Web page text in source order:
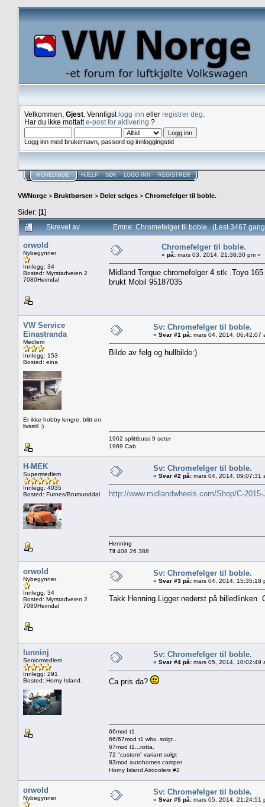
Velkommen, Gjest . Vennligstlogg inn eller registrer deg
Har du ikke mottatte-post for aktivering ?
Logg inn med brukernavn, passord og innloggingstid
HOVEDSIDE HJELP SØK LOGG INN REGISTRER
VWNorge > Bruktbørsen > Deler selges > Chromefelger til boble.
Sider: [1]
Skrevet av
Emne: Chromefelger til boble. (Lest 3467
orwold
Nybegynner
Innlegg: 34
Bosted: Myrstadveien 2
7080Heimdal
Chromefelger til boble.
« på: mars 03, 2014, 21:38:30 pm »
Midland Torque chromefelger 4 stk .Toyo
brukt Mobil 95187035
VW Service
Einastranda
Medlem
Innlegg: 153
Bosted: eina
Er ikke hobby lengre, blitt en
livsstil ;)
Sv: Chromefelger til boble.
« Svar #1 på: mars 04, 2014, 06:42:07
Bilde av felg og hullbilde:)
1962 splittbuss 9 seter
1969 Cab
H-MEK
Supermedlem
Innlegg: 4035
Bosted: Furnes/Brumunddal
Sv: Chromefelger til boble.
« Svar #2 på: mars 04, 2014, 09:07:31
http://www.midlandwheels.com/Shop/C-
Henning
Tlf 408 26 388
orwold
Nybegynner
Innlegg: 34
Bosted: Myrstadveien 2
7080Heimdal
Sv: Chromefelger til boble.
« Svar #3 på: mars 04, 2014, 15:35:18
Takk Henning.Ligger nederst på billedlinken.
lunninj
Seniormedlem
Innlegg: 291
Bosted: Horny Island.
Sv: Chromefelger til boble.
« Svar #4 på: mars 05, 2014, 10:02:49
Ca pris da?
66mod t1
66/67mod t1 wbx..solgt...
67mod t1...rotta.
72 "custom" variant solgt
83mod autohomes camper
Horny Island Aircoolers #2
orwold
Nybegynner
Sv: Chromefelger til boble.
« Svar #5 på: mars 05, 2014, 21:24:51